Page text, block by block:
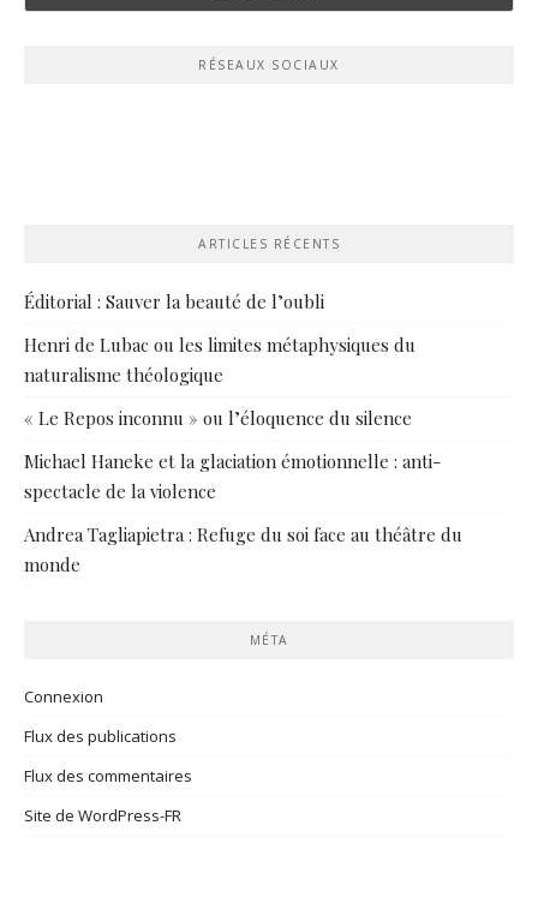
RÉSEAUX SOCIAUX
ARTICLES RÉCENTS
Éditorial : Sauver la beauté de l’oubli
Henri de Lubac ou les limites métaphysiques du
naturalisme théologique
« Le Repos inconnu » ou l’éloquence du silence
Michael Haneke et la glaciation émotionnelle : anti-
spectacle de la violence
Andrea Tagliapietra : Refuge du soi face au théâtre du
monde
MÉTA
Connexion
Flux des publications
Flux des commentaires
Site de WordPress-FR